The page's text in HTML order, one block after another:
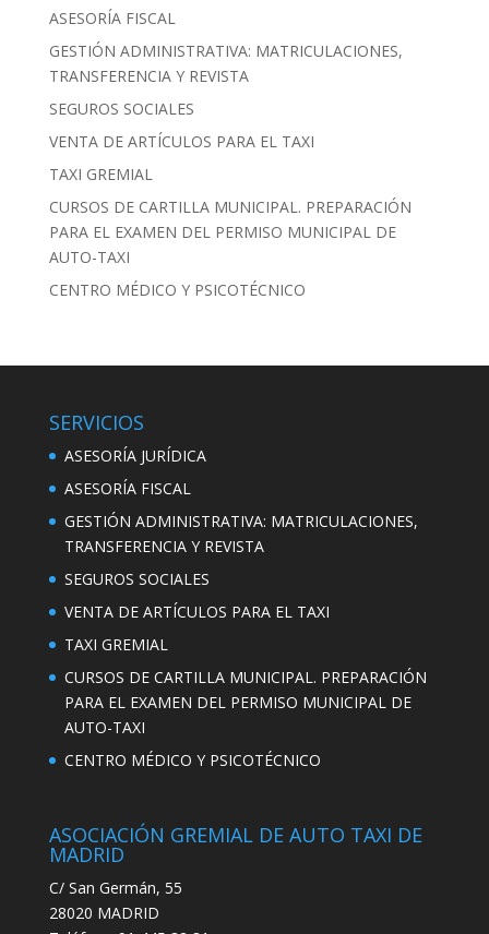
ASESORÍA FISCAL
GESTIÓN ADMINISTRATIVA: MATRICULACIONES,
TRANSFERENCIA Y REVISTA
SEGUROS SOCIALES
VENTA DE ARTÍCULOS PARA EL TAXI
TAXI GREMIAL
CURSOS DE CARTILLA MUNICIPAL. PREPARACIÓN
PARA EL EXAMEN DEL PERMISO MUNICIPAL DE
AUTO-TAXI
CENTRO MÉDICO Y PSICOTÉCNICO
SERVICIOS
ASESORÍA JURÍDICA
ASESORÍA FISCAL
GESTIÓN ADMINISTRATIVA: MATRICULACIONES,
TRANSFERENCIA Y REVISTA
SEGUROS SOCIALES
VENTA DE ARTÍCULOS PARA EL TAXI
TAXI GREMIAL
CURSOS DE CARTILLA MUNICIPAL. PREPARACIÓN
PARA EL EXAMEN DEL PERMISO MUNICIPAL DE
AUTO-TAXI
CENTRO MÉDICO Y PSICOTÉCNICO
ASOCIACIÓN GREMIAL DE AUTO TAXI DE
MADRID
C/ San Germán, 55
28020 MADRID